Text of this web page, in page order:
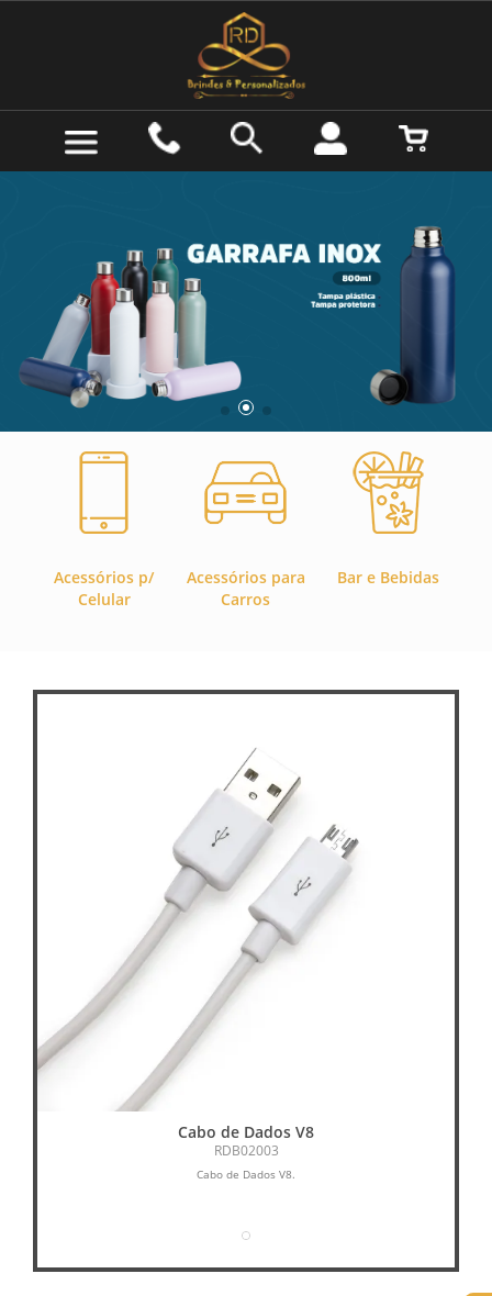
Acessórios p/
Celular
Acessórios para
Carros
Bar e Bebidas
Cabo de Dados V8
RDB02003
Cabo de Dados V8.